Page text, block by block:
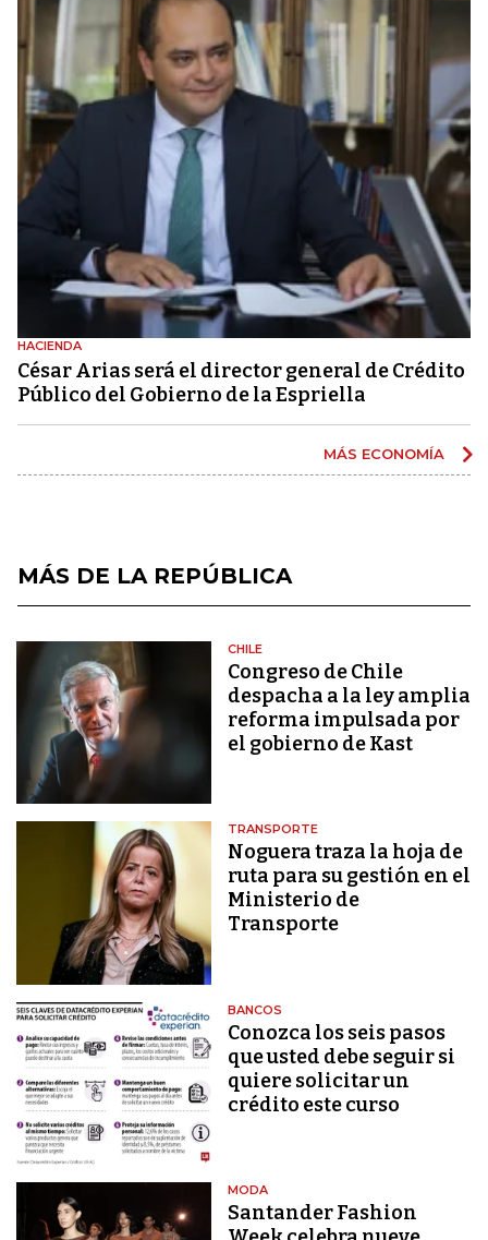
HACIENDA
César Arias será el director general de Crédito
Público del Gobierno de la Espriella
MÁS ECONOMÍA
MÁS DE LA REPÚBLICA
CHILE
Congreso de Chile
despacha a la ley amplia
reforma impulsada por
el gobierno de Kast
TRANSPORTE
Noguera traza la hoja de
ruta para su gestión en el
Ministerio de
Transporte
BANCOS
Conozca los seis pasos
que usted debe seguir si
quiere solicitar un
crédito este curso
MODA
Santander Fashion